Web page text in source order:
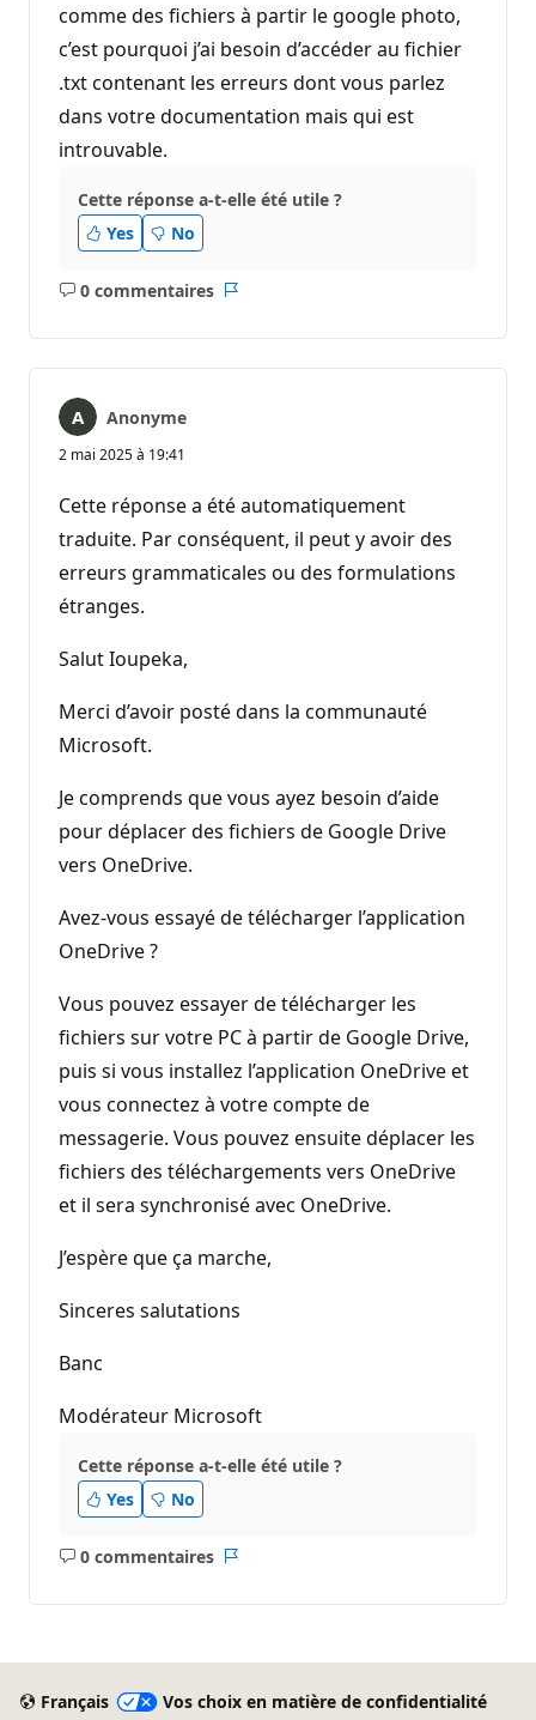
comme des fichiers à partir le google photo,
c’est pourquoi j’ai besoin d’accéder au fichier
.txt contenant les erreurs dont vous parlez
dans votre documentation mais qui est
introuvable.
Cette réponse a-t-elle été utile ?
Yes
No
0 commentaires
Aucun
Anonyme
2 mai 2025 à 19:41
Cette réponse a été automatiquement
traduite. Par conséquent, il peut y avoir des
erreurs grammaticales ou des formulations
étranges.
Salut Ioupeka,
Merci d’avoir posté dans la communauté
Microsoft.
Je comprends que vous ayez besoin d’aide
pour déplacer des fichiers de Google Drive
vers OneDrive.
Avez-vous essayé de télécharger l’application
OneDrive ?
Vous pouvez essayer de télécharger les
fichiers sur votre PC à partir de Google Drive,
puis si vous installez l’application OneDrive et
vous connectez à votre compte de
messagerie. Vous pouvez ensuite déplacer les
fichiers des téléchargements vers OneDrive
et il sera synchronisé avec OneDrive.
J’espère que ça marche,
Sinceres salutations
Banc
Modérateur Microsoft
Cette réponse a-t-elle été utile ?
Yes
No
0 commentaires
Aucun
Français Vos choix en matière de confidentialité